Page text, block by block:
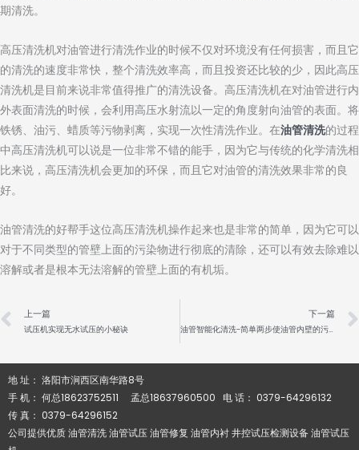
期清洗。
高压清洗机对油管进行清洗作业的时候不仅对环境没有任何损害，而且它
的清洗的速度非常快，整个清洗效率高，而且投资还比较的少，因此高压
清洗机是目前来说非常值得推广的清洗设备。高压清洗机在对油管进行内
外表面清洗的时候，会利用高压水射流以一定的角度射向油管的表面。将
铁锈、油污、蜡质等污物剥离，实现一次性清洗作业。在油管清洗的过程
中高压清洗机可以说是一位非常不错的能手，因为它与传统的化学清洗相
比来说，高压清洗机会更加的环保，而且它对油管的清洗效果非常的良
好。
油管清洗的好帮手这位高压清洗机操作起来也是非常的简单，因为它可以
对于不同类型的管壁上面的污染物进行彻底的清除，还可以有效去除难以
溶解或者是根本无法溶解的管壁上面的有机垢。
Prev
上一篇
试压机实现无水试压的小秘诀
下一篇
油管智能化清洗-简单两步使油管内壁的污垢了无踪影
地 址： 洛阳市涧西区南华路8号
手 机： 何总18623752511 孟总18637960500 电 话： 0379-64296132
传 真： 0379-64296152
公司提供优质 油管清洗 油管试压 油管修复 油管内衬 井控试压检测设备 油管试压